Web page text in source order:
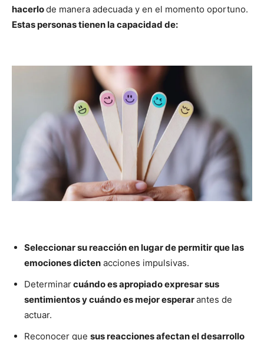
hacerlode manera adecuada y en el momento oportuno.
Estas personas tienen la capacidad de:
Seleccionar su reacción en lugar de permitir que las
emociones dicten acciones impulsivas.
Determinarcuándo es apropiado expresar sus
sentimientos y cuándo es mejor esperarantes de
actuar.
Reconocer que sus reacciones afectan el desarrollo